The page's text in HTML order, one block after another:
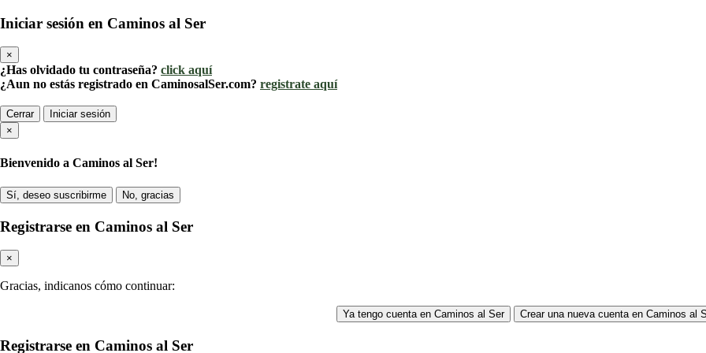
Iniciar sesión en Caminos al Ser
×
¿Has olvidado tu contraseña? click aquí
¿Aun no estás registrado en CaminosalSer.com? registrate aquí
Cerrar
Iniciar sesión
×
Bienvenido a Caminos al Ser!
Sí, deseo suscribirme No, gracias
Registrarse en Caminos al Ser
×
Gracias, indicanos cómo continuar:
Ya tengo cuenta en Caminos al Ser Crear una nueva cuenta en Caminos al
Registrarse en Caminos al Ser